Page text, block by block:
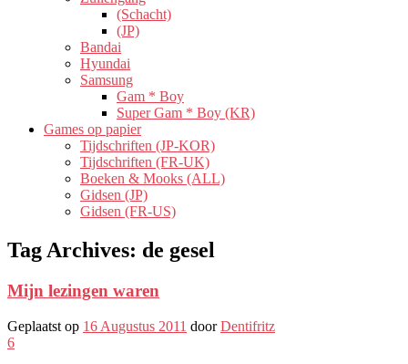
(Schacht)
(JP)
Bandai
Hyundai
Samsung
Gam * Boy
Super Gam * Boy (KR)
Games op papier
Tijdschriften (JP-KOR)
Tijdschriften (FR-UK)
Boeken & Mooks (ALL)
Gidsen (JP)
Gidsen (FR-US)
Tag Archives: de gesel
Mijn lezingen waren
Geplaatst op 16 Augustus 2011 doorDentifritz
6